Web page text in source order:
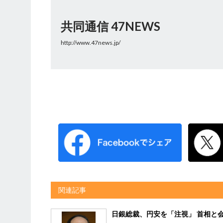
共同通信 47NEWS
http://www.47news.jp/
関連記事
日銀総裁、円安を「注視」 首相と